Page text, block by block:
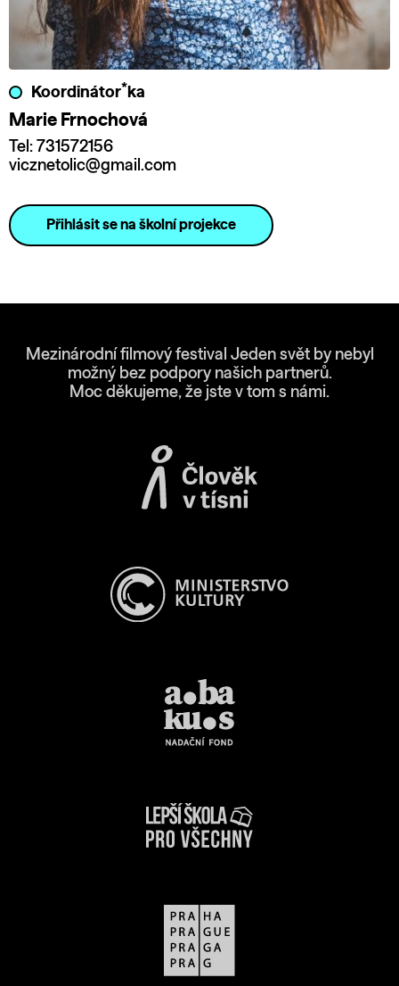
Koordinátor* ka
Marie Frnochová
Tel: 731572156
vicznetolic@gmail.com
Přihlásit se na školní projekce
Mezinárodní filmový festival Jeden svět by nebyl
možný bez podpory našich partnerů.
Moc děkujeme, že jste v tom s námi.